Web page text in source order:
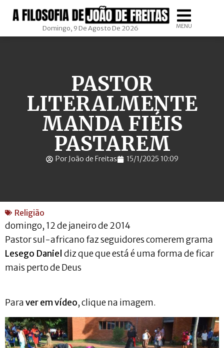
Domingo, 9 De Agosto De 2026 MENU
PASTOR
LITERALMENTE
MANDA FIÉIS
PASTAREM
Por João de Freitas 15/1/2025 10:09
Religião
domingo, 12 de janeiro de 2014
Pastor sul-africano faz seguidores comerem grama
Lesego Daniel diz que que está é uma forma de ficar
mais perto de Deus
Paraver em vídeo, clique na imagem.